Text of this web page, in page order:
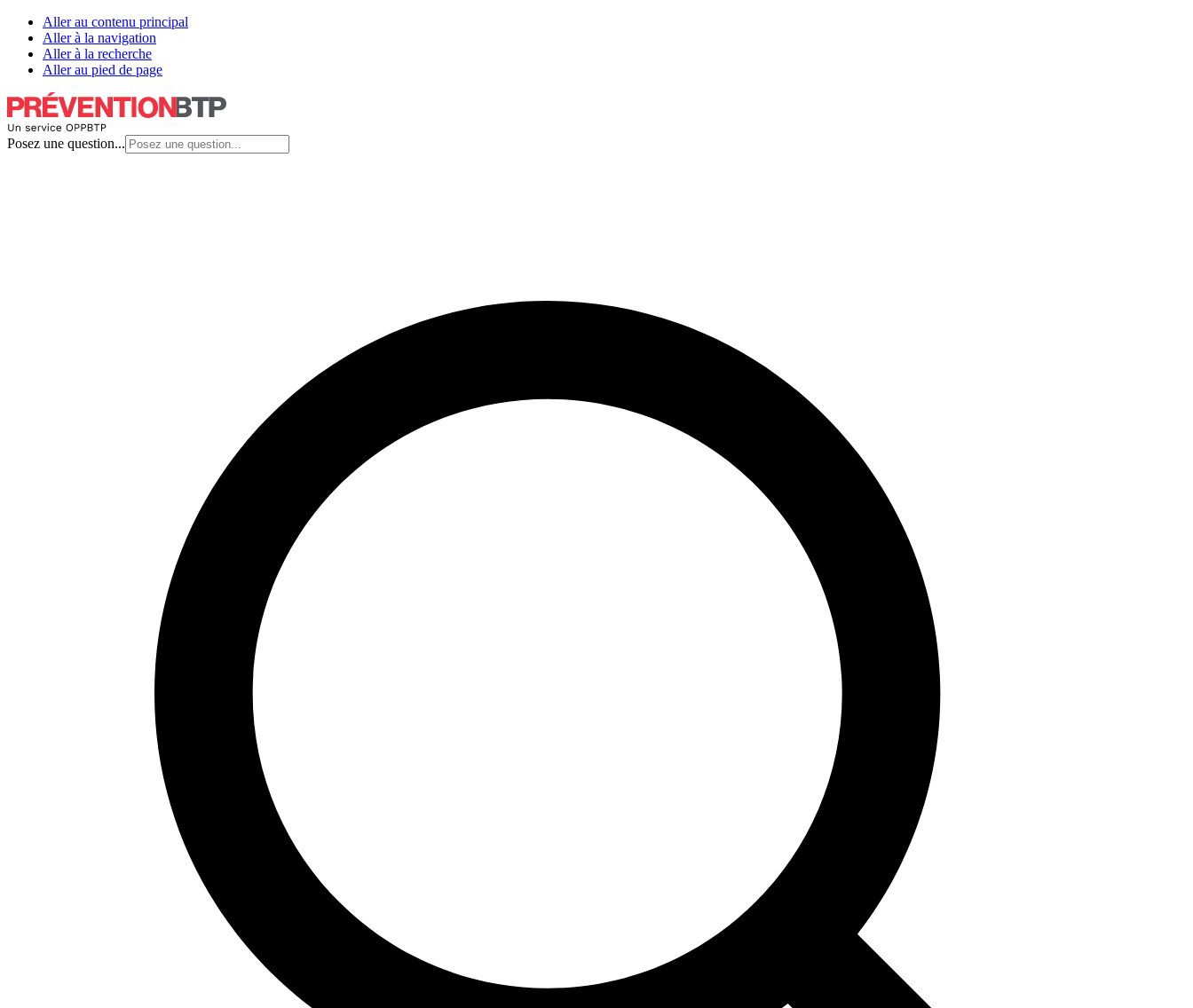
Aller au contenu principal
Aller à la navigation
Aller à la recherche
Aller au pied de page
Posez une question...